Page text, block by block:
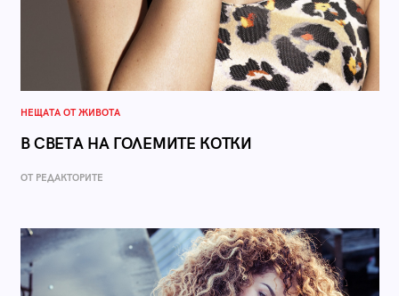
НЕЩАТА ОТ ЖИВОТА
В СВЕТА НА ГОЛЕМИТЕ КОТКИ
ОТ РЕДАКТОРИТЕ